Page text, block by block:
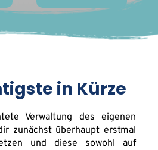
in Kürze
Verwaltung des eigenen
zunächst überhaupt erstmal
und diese sowohl auf